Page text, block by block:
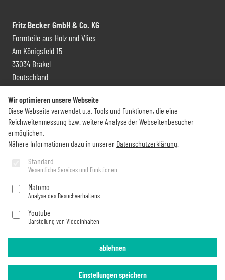
Fritz Becker GmbH & Co. KG
Formteile aus Holz und Vlies
Am Königsfeld 15
33034 Brakel
Deutschland
Kontakt und Vertrieb
+49 (0) 5272 6009 0
info@becker-brakel.de
Sie möchten rund um Becker immer auf dem Laufenden bleiben?
Jetzt abonnieren
Impressum Datenschutz
Wir optimieren unsere Webseite
Diese Webseite verwendet u.a. Tools und Funktionen, die eine
Reichweitenmessung bzw. weitere Analyse der Webseitenbesucher
ermöglichen.
Nähere Informationen dazu in unserer Datenschutzerklärung
Standard
Wesentliche Services und Funktionen
Matomo
Analyse des Besuchverhaltens
Youtube
Darstellung von Videoinhalten
Einstellungen speichern
ablehnen